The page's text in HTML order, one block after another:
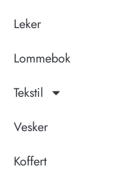
Leker
Lommebok
Tekstil
Vesker
Koffert